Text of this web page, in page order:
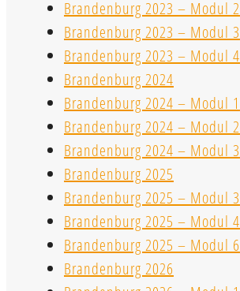
Brandenburg 2023 – Modul 2
Brandenburg 2023 – Modul 3
Brandenburg 2023 – Modul 4
Brandenburg 2024
Brandenburg 2024 – Modul 1
Brandenburg 2024 – Modul 2
Brandenburg 2024 – Modul 3
Brandenburg 2025
Brandenburg 2025 – Modul 3
Brandenburg 2025 – Modul 4
Brandenburg 2025 – Modul 6
Brandenburg 2026